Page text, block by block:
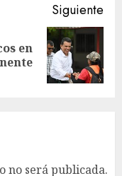
Siguiente
en
no será publicada.